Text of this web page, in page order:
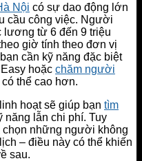
Nội có sự dao động lớn
cầu công việc. Người
từ 6 đến 9 triệu
giờ tính theo đơn vị
cần kỹ năng đặc biệt
hoặc chăm người
thể cao hơn.
hoạt sẽ giúp bạn tìm
năng lẫn chi phí. Tuy
những người không
– điều này có thể khiến
sau.